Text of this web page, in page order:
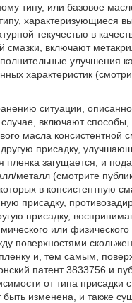
типу, или базовое
характеризующиеся
текучестью в
смазки, включают
улучшения
характеристик
ситуации,
включают способы,
масла консистентной
присадку,
загущается, и
металл (смотрите
в консистентную
присадку,
присадку,
или
поверхностями
и, тем самым,
патент 3833756 и
от типа присадки
изменена, и также